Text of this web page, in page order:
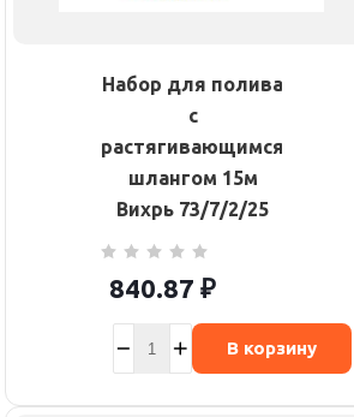
Набор для полива
с
растягивающимся
шлангом 15м
Вихрь 73/7/2/25
840.87 ₽
В корзину